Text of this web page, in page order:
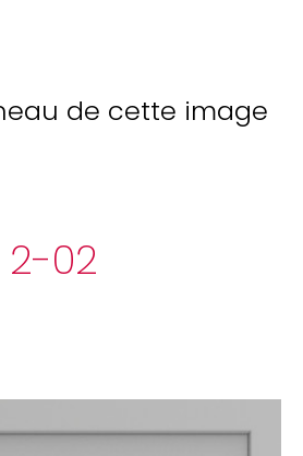
de cette image
02